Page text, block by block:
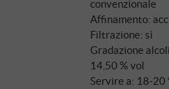
convenzionale
Affinamento:
Filtrazione: sì
Gradazione
14,50 % vol
Servire a: 18‑20